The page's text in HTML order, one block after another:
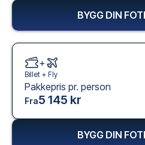
BYGG DIN
+
Billet + Fly
Pakkepris pr. person
Fra5 145 kr
BYGG DIN